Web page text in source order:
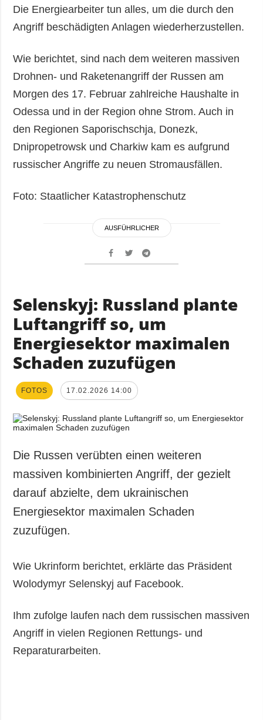
Die Energiearbeiter tun alles, um die durch den
Angriff beschädigten Anlagen wiederherzustellen.
Wie berichtet, sind nach dem weiteren massiven
Drohnen- und Raketenangriff der Russen am
Morgen des 17. Februar zahlreiche Haushalte in
Odessa und in der Region ohne Strom. Auch in
den Regionen Saporischschja, Donezk,
Dnipropetrowsk und Charkiw kam es aufgrund
russischer Angriffe zu neuen Stromausfällen.
Foto: Staatlicher Katastrophenschutz
AUSFÜHRLICHER
Selenskyj: Russland plante
Luftangriff so, um
Energiesektor maximalen
Schaden zuzufügen
FOTOS 17.02.2026 14:00
Die Russen verübten einen weiteren
massiven kombinierten Angriff, der gezielt
darauf abzielte, dem ukrainischen
Energiesektor maximalen Schaden
zuzufügen.
Wie Ukrinform berichtet, erklärte das Präsident
Wolodymyr Selenskyj auf Facebook.
Ihm zufolge laufen nach dem russischen massiven
Angriff in vielen Regionen Rettungs- und
Reparaturarbeiten.